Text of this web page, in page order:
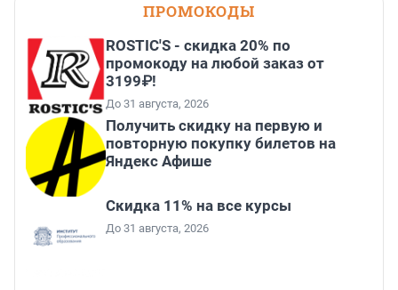
ПРОМОКОДЫ
ROSTIC'S - скидка 20% по
промокоду на любой заказ от
3199₽!
До 31 августа, 2026
Получить скидку на первую и
повторную покупку билетов на
Яндекс Афише
Скидка 11% на все курсы
До 31 августа, 2026